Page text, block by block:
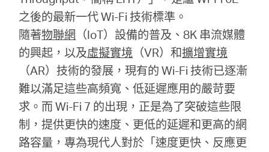
之後的最新一代 Wi-Fi 技術標準。
隨著物聯網 （IoT）設備的普及、8K 串流媒體
的興起，以及虛擬實境 （VR）和擴增實境
（AR）技術的發展，現有的 Wi-Fi 技術已逐漸
難以滿足這些高頻寬、低延遲應用的嚴苛要
求。而 Wi-Fi 7 的出現，正是為了突破這些限
制，提供更快的速度、更低的延遲和更高的網
路容量，專為現代人對於「速度更快、反應更